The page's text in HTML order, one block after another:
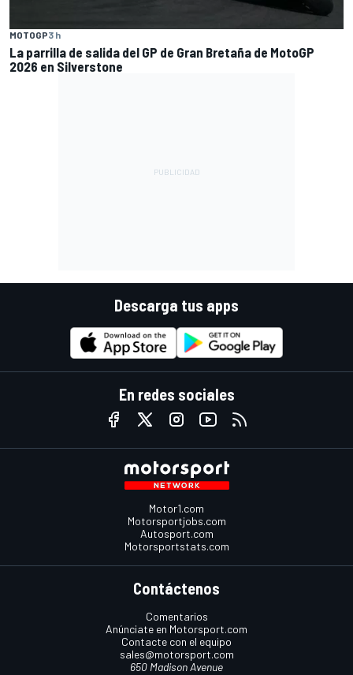
MOTOGP3 h
La parrilla de salida del GP de Gran Bretaña de MotoGP
2026 en Silverstone
Descarga tus apps
En redes sociales
Motor1.com
Motorsportjobs.com
Autosport.com
Motorsportstats.com
Contáctenos
Comentarios
Anúnciate en Motorsport.com
Contacte con el equipo
sales@motorsport.com
650 Madison Avenue